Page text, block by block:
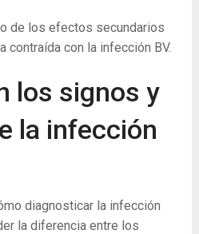
de los efectos secundarios
contraída con la infección BV.
los signos y
la infección
diagnosticar la infección
la diferencia entre los